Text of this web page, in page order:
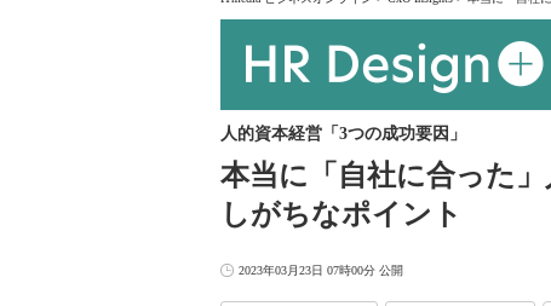
本当に「自社に合った
しがちなポイント
人的資本経営「3つの成功要因」
2023年03月23日 07時00分 公開